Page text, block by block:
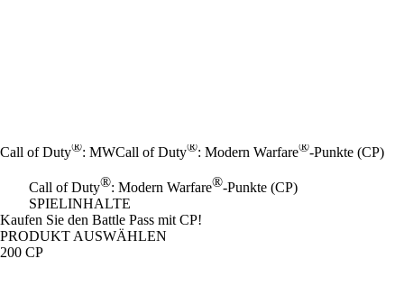
Call of Duty®: MWCall of Duty®: Modern Warfare®-Punkte (CP)
Call of Duty®: Modern Warfare®-Punkte (CP)
SPIELINHALTE
Product Notification
Kaufen Sie den Battle Pass mit CP!
PRODUKT AUSWÄHLEN
200 CP